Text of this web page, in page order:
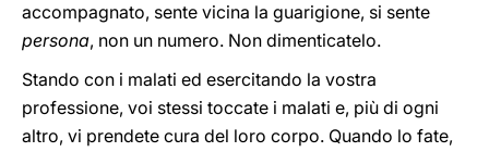
accompagnato, sente vicina la guarigione, si sente
persona, non un numero. Non dimenticatelo.
Stando con i malati ed esercitando la vostra
professione, voi stessi toccate i malati e, più di ogni
altro, vi prendete cura del loro corpo. Quando lo fate,